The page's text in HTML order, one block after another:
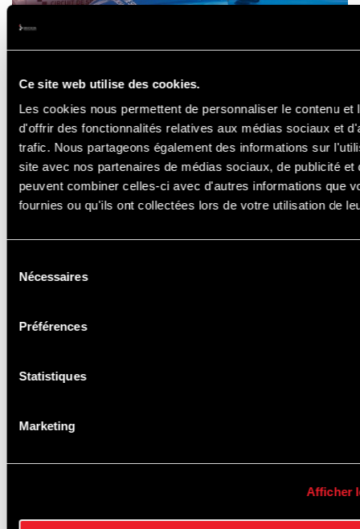
Ce site web utilise des cookies.
Les cookies nous permettent de personnaliser le contenu et
d'offrir des fonctionnalités relatives aux médias sociaux et
trafic. Nous partageons également des informations sur
site avec nos partenaires de médias sociaux, de publicité et
peuvent combiner celles-ci avec d'autres informations que
fournies ou qu'ils ont collectées lors de votre utilisation de
Nécessaires
Préférences
Statistiques
Marketing
Afficher
ÉCOLAGE ET
LOCATION DE